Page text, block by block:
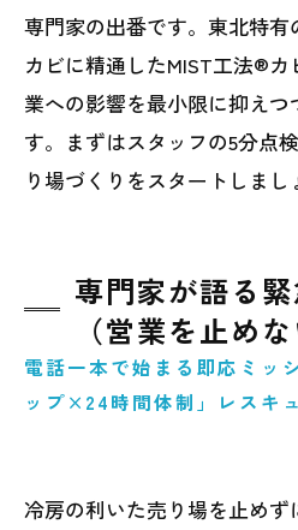
専門家の出番です。東北特
カビに精通したMIST工法®
業への影響を最小限に抑えつ
す。まずはスタッフの5分点
り場づくりをスタートしまし
専門家が語る
（営業を止め
電話一本で始まる即応ミ
ップ×24時間体制」レスキ
冷房の利いた売り場を止めず